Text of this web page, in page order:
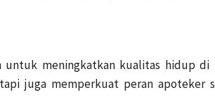
untuk meningkatkan kualitas hidup di
juga memperkuat peran apoteker